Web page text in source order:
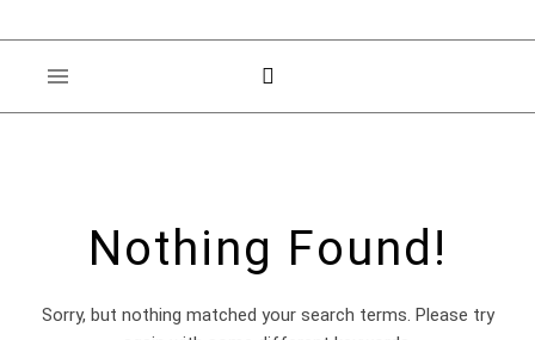
Nothing Found!
Sorry, but nothing matched your search terms. Please try